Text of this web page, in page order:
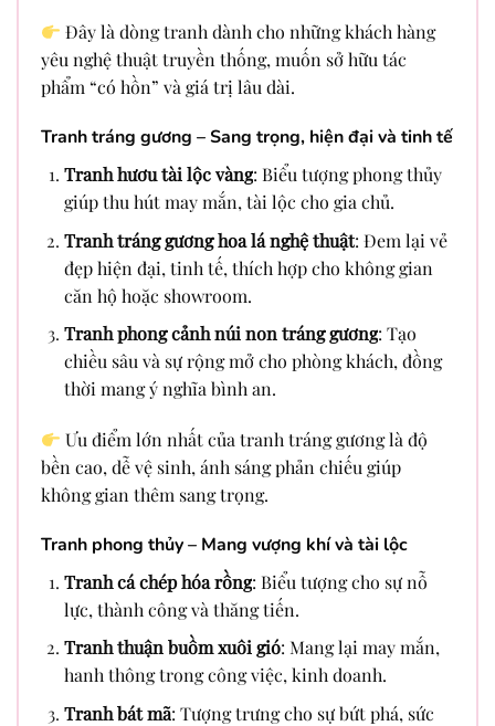
Đây là dòng tranh dành cho những khách hàng
yêu nghệ thuật truyền thống, muốn sở hữu tác
phẩm “có hồn” và giá trị lâu dài.
Tranh tráng gương – Sang trọng, hiện đại và tinh tế
Tranh hươu tài lộc vàng: Biểu tượng phong thủy
giúp thu hút may mắn, tài lộc cho gia chủ.
Tranh tráng gương hoa lá nghệ thuật: Đem lại vẻ
đẹp hiện đại, tinh tế, thích hợp cho không gian
căn hộ hoặc showroom.
Tranh phong cảnh núi non tráng gương: Tạo
chiều sâu và sự rộng mở cho phòng khách, đồng
thời mang ý nghĩa bình an.
Ưu điểm lớn nhất của tranh tráng gương là độ
bền cao, dễ vệ sinh, ánh sáng phản chiếu giúp
không gian thêm sang trọng.
Tranh phong thủy – Mang vượng khí và tài lộc
Tranh cá chép hóa rồng: Biểu tượng cho sự nỗ
lực, thành công và thăng tiến.
Tranh thuận buồm xuôi gió: Mang lại may mắn,
hanh thông trong công việc, kinh doanh.
Tranh bát mã: Tượng trưng cho sự bứt phá, sức